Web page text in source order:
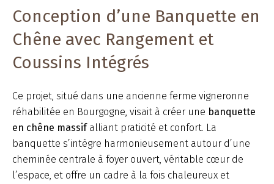
Conception d’une Banquette en
Chêne avec Rangement et
Coussins Intégrés
Ce projet, situé dans une ancienne ferme vigneronne
réhabilitée en Bourgogne, visait à créer une banquette
en chêne massifalliant praticité et confort. La
banquette s’intègre harmonieusement autour d’une
cheminée centrale à foyer ouvert, véritable cœur de
l’espace, et offre un cadre à la fois chaleureux et